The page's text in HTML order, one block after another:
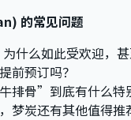
的常见问题
什么如此受欢迎，甚
前预订吗？
排骨”到底有什么特
梦炭还有其他值得推